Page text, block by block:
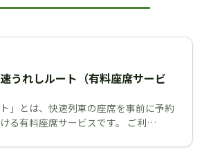
うれしルート（有料座席サービ
」とは、快速列車の座席を事前に予約
る有料座席サービスです。 ご利…